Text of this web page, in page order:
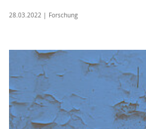
28.03.2022 | Forschung